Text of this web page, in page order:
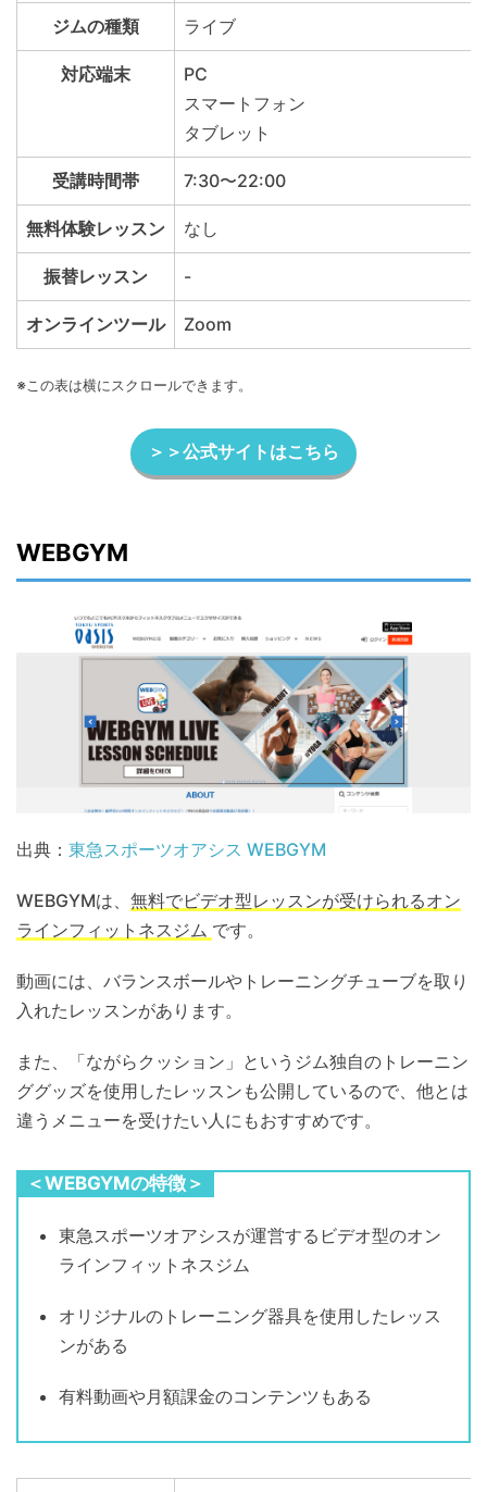
ジムの種類 ライブ
対応端末
PC
スマートフォン
タブレット
受講時間帯 7:30〜22:00
無料体験レッスン なし
振替レッスン -
オンラインツール Zoom
※この表は横にスクロールできます。
＞＞公式サイトはこちら
WEBGYM
出典： 東急スポーツオアシス WEBGYM
WEBGYMは、 無料でビデオ型レッスンが受けられるオン
ラインフィットネスジム です。
動画には、バランスボールやトレーニングチューブを取り
入れたレッスンがあります。
また、「ながらクッション」というジム独自のトレーニン
ググッズを使用したレッスンも公開しているので、他とは
違うメニューを受けたい人にもおすすめです。
＜WEBGYMの特徴＞
東急スポーツオアシスが運営するビデオ型のオン
ラインフィットネスジム
オリジナルのトレーニング器具を使用したレッス
ンがある
有料動画や月額課金のコンテンツもある